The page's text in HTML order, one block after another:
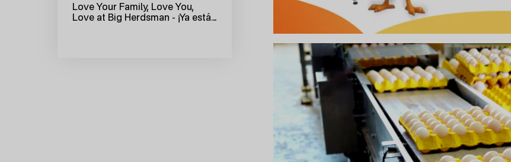
Love Your Family, Love You,
Love at Big Herdsman - ¡Ya está